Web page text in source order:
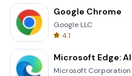
Google Chrome
Google LLC
4.1
Microsoft Edge:
Microsoft Corporation